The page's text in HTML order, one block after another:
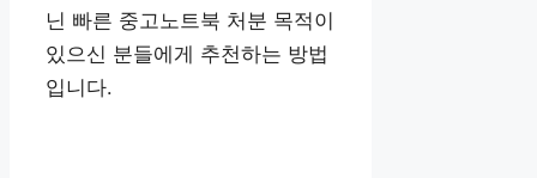
닌 빠른 중고노트북 처분 목적이
있으신 분들에게 추천하는 방법
입니다.